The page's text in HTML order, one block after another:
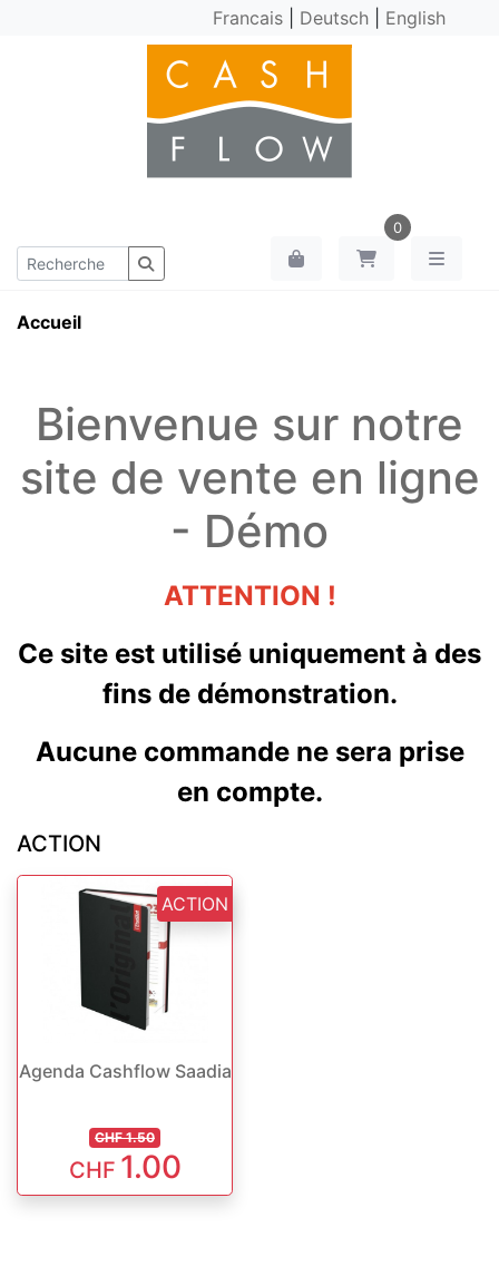
Francais Deutsch English
0
Accueil
Bienvenue sur notre
site de vente en ligne
- Démo
ATTENTION !
Ce site est utilisé uniquement à des
fins de démonstration.
Aucune commande ne sera prise
en compte.
ACTION
ACTION
Agenda Cashflow Saadia
CHF 1.50
CHF 1.00